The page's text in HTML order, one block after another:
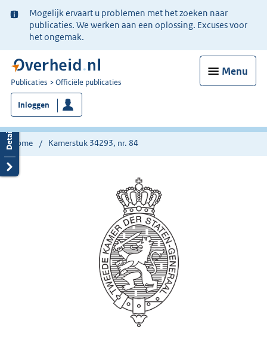
Ter
informatie:
Mogelijk ervaart u problemen met het zoeken naar
publicaties. We werken aan een oplossing. Excuses voor
het ongemak.
Menu
U
bent
nu
hier:
Publicaties Officiële publicaties
Inloggen
Home Kamerstuk 34293, nr. 84